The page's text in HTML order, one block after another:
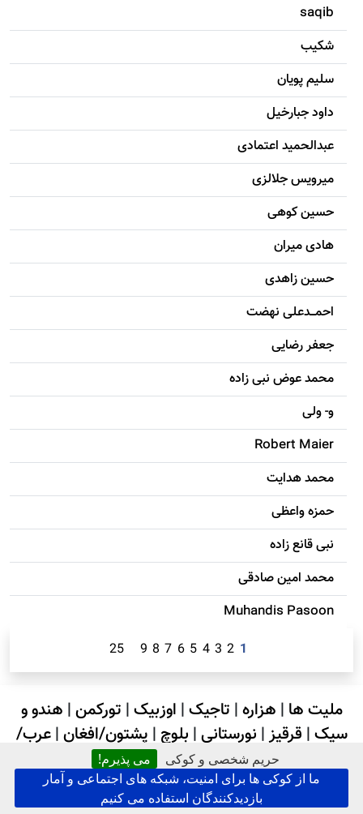
حریم شخصی و کوکی
می پذیرم!
ما از کوکی ها برای امنیت، شبکه های اجتماعی و آمار
بازدیدکنندگان استفاده می کنیم
saqib
شکيب
سليم پویان
داود جبارخیل
عبدالحمید اعتمادی
میرویس جلالزی
حسين کوهی
هادی ميران
حسين زاهدی
احمـــدعلی نهضت
جعفر رضایی
محمد عوض نبی زاده
و- ولی
Robert Maier
محمد هدایت
حمزه واعظی
نبی قانع زاده
محمد امين صادقی
Muhandis Pasoon
1
2
3
4
5
6
7
8
9
25
ملیت ها | هزاره| تاجیک| اوزبیک| تورکمن| هندو و
سیک| قرقیز| نورستانی| بلوچ | پشتون/افغان|عرب/
سادات
جستجو در کابل پرس